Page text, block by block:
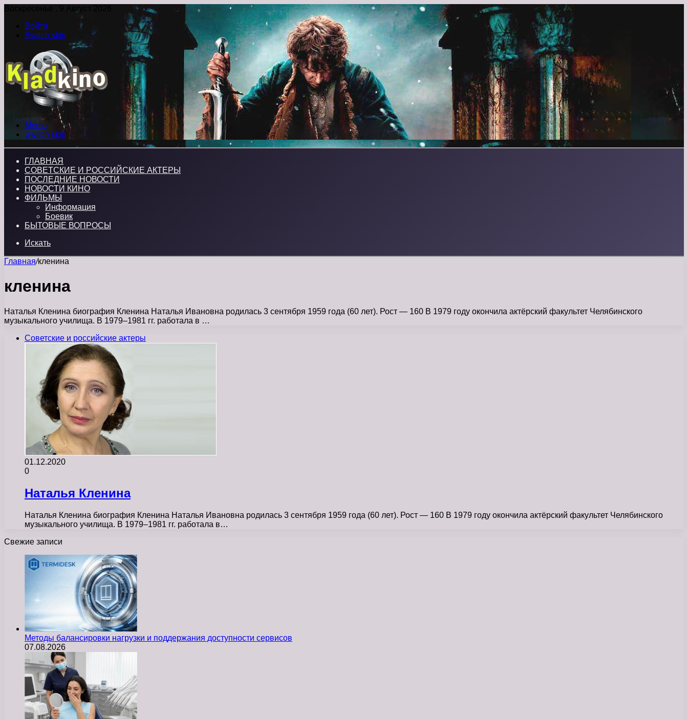
Воскресенье , 9 Август 2026
Войти
Switch skin
Меню
Switch skin
ГЛАВНАЯ
СОВЕТСКИЕ И РОССИЙСКИЕ АКТЕРЫ
ПОСЛЕДНИЕ НОВОСТИ
НОВОСТИ КИНО
ФИЛЬМЫ
Информация
Боевик
БЫТОВЫЕ ВОПРОСЫ
Искать
Главная/кленина
кленина
Наталья Кленина биография Кленина Наталья Ивановна родилась 3 сентября 1959 года (60 лет). Рост — 160 В 1979 году окончила актёрский факультет Челябинского
музыкального училища. В 1979–1981 гг. работала в …
Советские и российские актеры
01.12.2020
0
Наталья Кленина
Наталья Кленина биография Кленина Наталья Ивановна родилась 3 сентября 1959 года (60 лет). Рост — 160 В 1979 году окончила актёрский факультет Челябинского
музыкального училища. В 1979–1981 гг. работала в…
Свежие записи
Методы балансировки нагрузки и поддержания доступности сервисов
07.08.2026